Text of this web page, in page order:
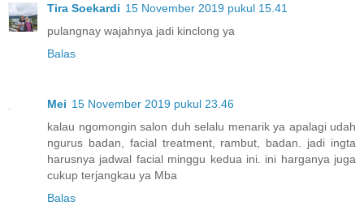
Tira Soekardi 15 November 2019 pukul 15.41
pulangnay wajahnya jadi kinclong ya
Balas
Mei 15 November 2019 pukul 23.46
kalau ngomongin salon duh selalu menarik ya apalagi udah
ngurus badan, facial treatment, rambut, badan. jadi ingta
harusnya jadwal facial minggu kedua ini. ini harganya juga
cukup terjangkau ya Mba
Balas